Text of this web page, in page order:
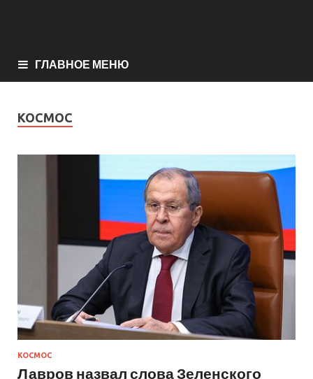
ГЛАВНОЕ МЕНЮ
КОСМОС
КОСМОС
Лавров назвал слова Зеленского